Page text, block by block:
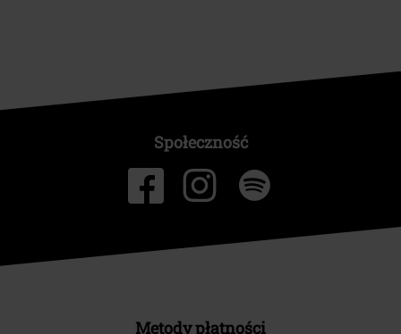
Społeczność
Metody płatności